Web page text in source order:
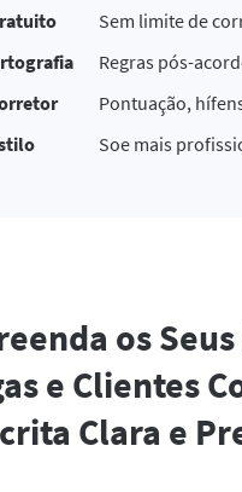
Sem limite de
Regras pós-
Pontuação,
Soe mais
os
e Clientes
Clara e